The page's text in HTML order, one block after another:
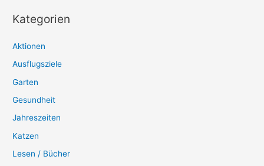
Kategorien
Aktionen
Ausflugsziele
Garten
Gesundheit
Jahreszeiten
Katzen
Lesen / Bücher